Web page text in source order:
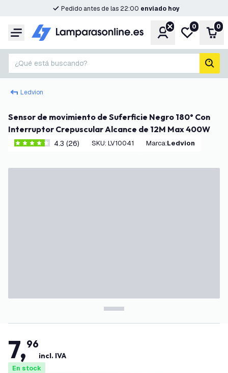
Pedido antes de las 22:00 enviado hoy
Menú CuentaMi lista de
0 0
¿Qué está buscando?
Ledvion
Sensor de movimiento de Suferficie Negro 180° Con
Interruptor Crepuscular Alcance de 12M Max 400W
4.3 estrellas de puntuación
4.3 (26) SKU: LV10041 Marca: Ledvion
7,96
incl. IVA
En stock